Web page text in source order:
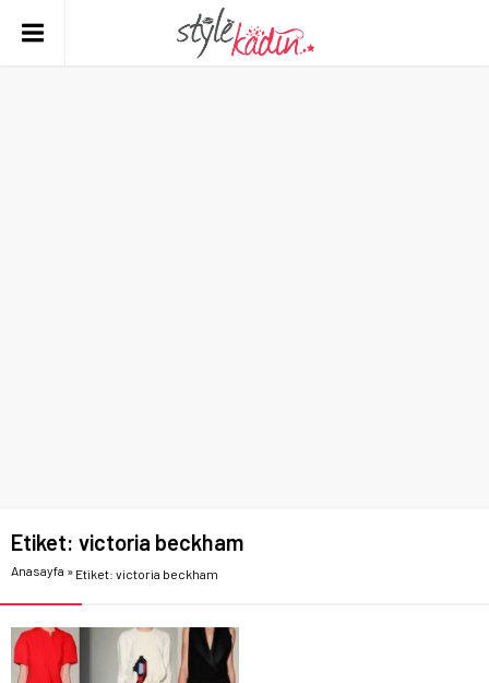
Etiket: victoria beckham
Anasayfa » Etiket: victoria beckham